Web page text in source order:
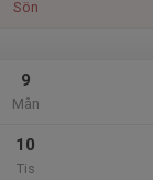
Sön
9
Mån
10
Tis